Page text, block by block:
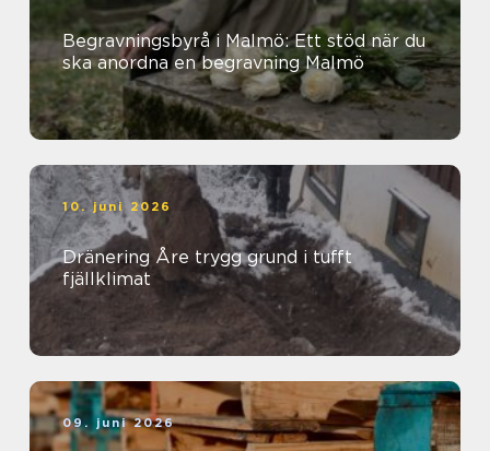
Begravningsbyrå i Malmö: Ett stöd när du
ska anordna en begravning Malmö
10. juni 2026
Dränering Åre trygg grund i tufft
fjällklimat
09. juni 2026